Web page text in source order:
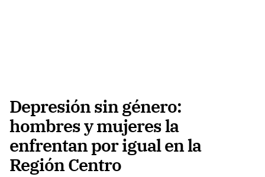
Depresión sin género:
hombres y mujeres la
enfrentan por igual en la
Región Centro